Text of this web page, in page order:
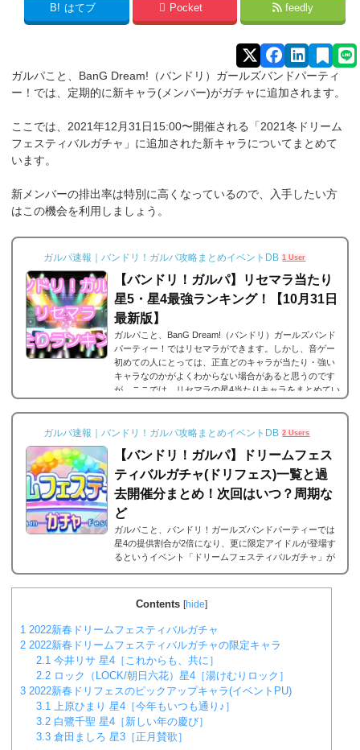
B! はてブ Pocket feedly
ガルパこと、BanG Dream!（バンドリ）ガールズバンドパーティ
ー！では、定期的に新キャラ(メンバー)がガチャに追加されます。
ここでは、2021年12月31日15:00〜開催される「2021冬ドリーム
フェスティバルガチャ」に追加された新キャラについてまとめて
います。
新メンバーの排出率は特別に高くなっているので、入手したい方
はこの機会を利用しましょう。
ガルパ速報｜バンドリ！ガルパ攻略まとめイベントDB 1 User
【バンドリ！ガルパ】リセマラ当たり
星5・星4最強ランキング！【10月31日
最新版】
ガルパこと、BanG Dream!（バンドリ）ガールズバンド
パーティー！ではリセマラができます。しかし、音ゲー
初めての人にとっては、正直どのキャラが当たり・強い
キャラなのかがよくわからない場合があると思うのです
が、ここでは、リセマラの星4当たりキャラをまとめてい
いと思いますが、是非とも御覧ください。なお、リセマ
ラのやり方は以下のリンクで。2023年9月29日更新バン
当たりランキングの前に、バンドリ！ガルパにおける...
ガルパ速報｜バンドリ！ガルパ攻略まとめイベントDB 2 Users
【バンドリ！ガルパ】ドリームフェス
ティバルガチャ(ドリフェス)一覧と過
去開催分まとめ！次回はいつ？周期な
ど
ガルパこと、バンドリ！ガールズバンドパーティーでは
星4の提供割合が2倍になり、更に限定アイドルが登場す
るというイベント「ドリームフェスティバルガチャ」が
とめています。ドリームフェスティバルガチャとはドリ
ームフェスティバルガチャとは、定期的にガルパのアプ
リ内で行われるガチャイベントであり、星4の提供確率が
2倍の6％になるだけでなく、期間限定メンバーが登場す
るというかなり豪華なガチャイベントになります。...
Contents [hide]
1 2022新春ドリームフェスティバルガチャ
2 2022新春ドリームフェスティバルガチャの限定キャラ
2.1 今井リサ 星4［これからも、共に］
2.2 ロック（LOCK/朝日六花）星4［湯けむりロック］
3 2022新春ドリフェスのピックアップキャラ(イベントPU)
3.1 上原ひまり 星4［今年もいつも通り♪］
3.2 白鷺千聖 星4［新しい年の慶び］
3.3 倉田ましろ 星3［正月賛歌］